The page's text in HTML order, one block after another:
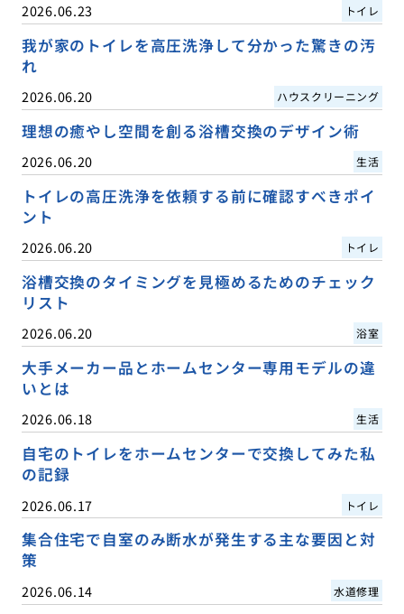
2026.06.23 トイレ
我が家のトイレを高圧洗浄して分かった驚きの汚
れ
2026.06.20 ハウスクリーニング
理想の癒やし空間を創る浴槽交換のデザイン術
2026.06.20 生活
トイレの高圧洗浄を依頼する前に確認すべきポイ
ント
2026.06.20 トイレ
浴槽交換のタイミングを見極めるためのチェック
リスト
2026.06.20 浴室
大手メーカー品とホームセンター専用モデルの違
いとは
2026.06.18 生活
自宅のトイレをホームセンターで交換してみた私
の記録
2026.06.17 トイレ
集合住宅で自室のみ断水が発生する主な要因と対
策
2026.06.14 水道修理